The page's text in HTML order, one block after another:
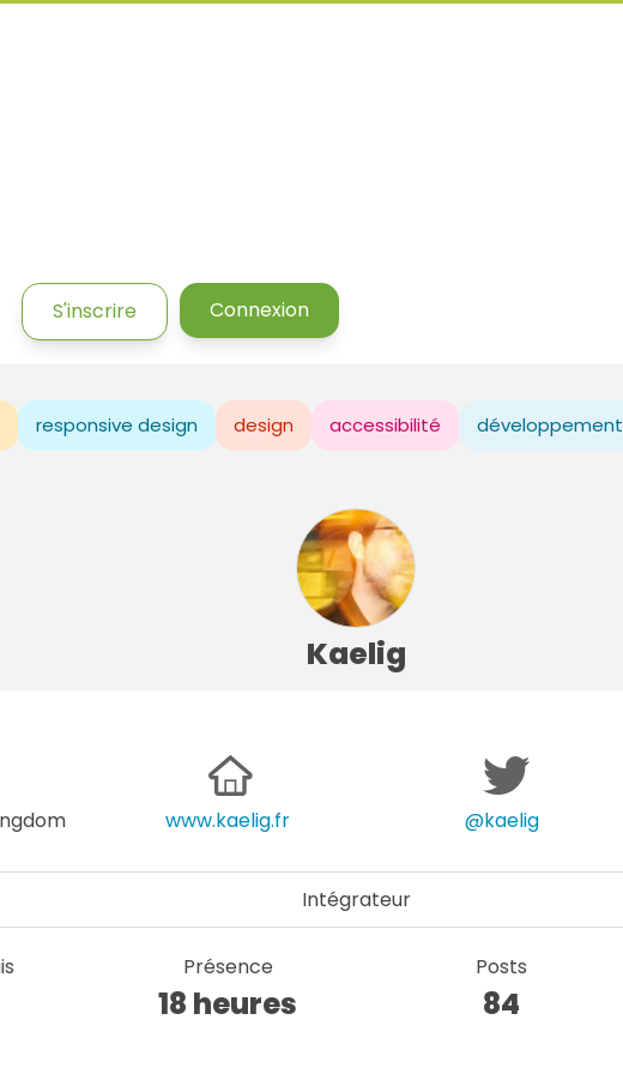
S'inscrire Connexion
responsive design design accessibilité développement
Kaelig
www.kaelig.fr @kaelig
Intégrateur
Présence
18 heures
Posts
84